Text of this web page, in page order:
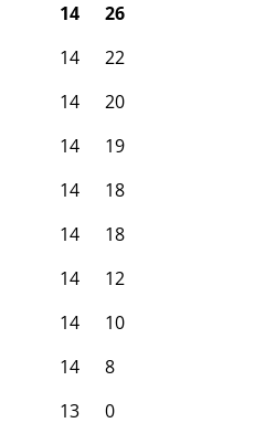
14
26
14
22
14
20
14
19
14
18
14
18
14
12
14
10
14
8
13 0